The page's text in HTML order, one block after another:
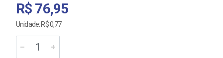
R$ 76,95
Unidade: R$ 0,77